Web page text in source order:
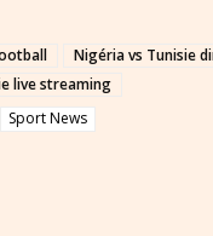
Nigéria vs Tunisie
live streaming
Sport News